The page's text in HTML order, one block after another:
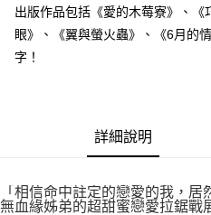
是否繳費成功／繳費後需取消欲退款等
【注意事項】
https://aftee.tw/terms/#terms3
３．未成年的使用者請事先徵得法定代
任。
４．使用「AFTEE先享後付」時，將
每筆NT$80，滿NT$500(含以上)
7-11取貨付款
每筆NT$80，滿NT$500(含以上)免
每筆NT$100，滿NT$800(含以上)
出版作品包括《愛的木莓寮》、
眼》、《翼與螢火蟲》、《6月的
字！
詳細說明
「相信命中註定的戀愛的我，居
無血緣姊弟的超甜蜜戀愛拉鋸戰